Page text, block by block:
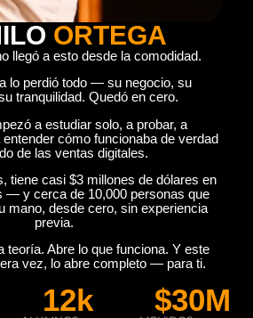
ORTEGA
llegó a esto desde la comodidad.
lo perdió todo — su negocio, su
tranquilidad. Quedó en cero.
a estudiar solo, a probar, a
cómo funcionaba de verdad
de las ventas digitales.
tiene casi $3 millones de dólares en
— y cerca de 10,000 personas que
mano, desde cero, sin experiencia
previa.
teoría. Abre lo que funciona. Y este
vez, lo abre completo — para ti.
12k $30M